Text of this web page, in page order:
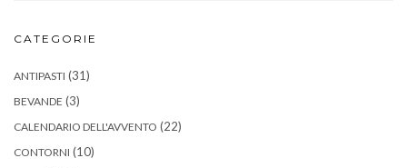
CATEGORIE
ANTIPASTI (31)
BEVANDE (3)
CALENDARIO DELL'AVVENTO (22)
CONTORNI (10)